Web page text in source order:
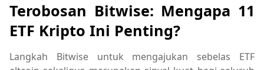
Terobosan Bitwise: Mengapa 11
ETF Kripto Ini Penting?
Langkah Bitwise untuk mengajukan sebelas ETF